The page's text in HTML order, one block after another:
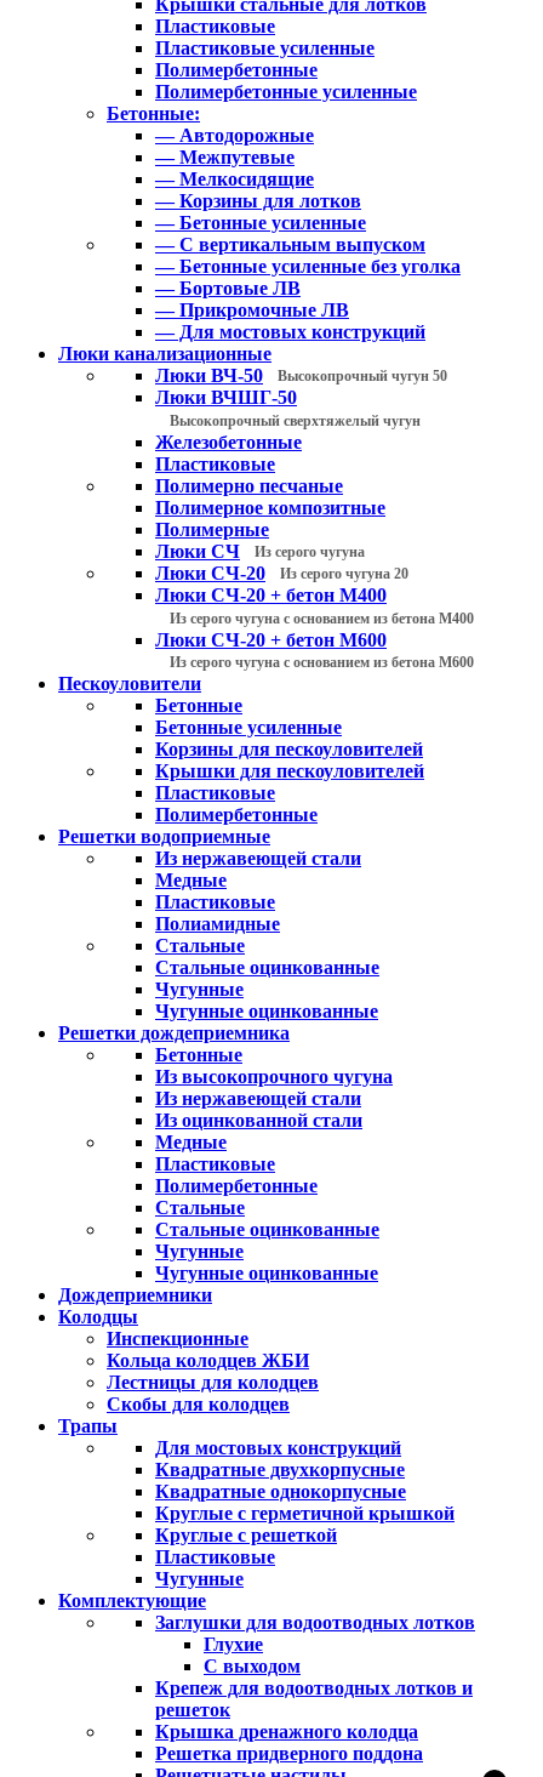
Крышки стальные для лотков
Пластиковые
Пластиковые усиленные
Полимербетонные
Полимербетонные усиленные
Бетонные:
— Автодорожные
— Межпутевые
— Мелкосидящие
— Корзины для лотков
— Бетонные усиленные
— С вертикальным выпуском
— Бетонные усиленные без уголка
— Бортовые ЛВ
— Прикромочные ЛВ
— Для мостовых конструкций
Люки канализационные
Люки ВЧ-50
Высокопрочный чугун 50
Люки ВЧШГ-50
Высокопрочный сверхтяжелый чугун
Железобетонные
Пластиковые
Полимерно песчаные
Полимерное композитные
Полимерные
Люки СЧ
Из серого чугуна
Люки СЧ-20 Из серого чугуна 20
Люки СЧ-20 + бетон М400
Из серого чугуна с основанием из бетона М400
Люки СЧ-20 + бетон М600
Из серого чугуна с основанием из бетона М600
Пескоуловители
Бетонные
Бетонные усиленные
Корзины для пескоуловителей
Крышки для пескоуловителей
Пластиковые
Полимербетонные
Решетки водоприемные
Из нержавеющей стали
Медные
Пластиковые
Полиамидные
Стальные
Стальные оцинкованные
Чугунные
Чугунные оцинкованные
Решетки дождеприемника
Бетонные
Из высокопрочного чугуна
Из нержавеющей стали
Из оцинкованной стали
Медные
Пластиковые
Полимербетонные
Стальные
Стальные оцинкованные
Чугунные
Чугунные оцинкованные
Дождеприемники
Колодцы
Инспекционные
Кольца колодцев ЖБИ
Лестницы для колодцев
Скобы для колодцев
Трапы
Для мостовых конструкций
Квадратные двухкорпусные
Квадратные однокорпусные
Круглые с герметичной крышкой
Круглые с решеткой
Пластиковые
Чугунные
Комплектующие
Заглушки для водоотводных лотков
Глухие
С выходом
Крепеж для водоотводных лотков и
решеток
Крышка дренажного колодца
Решетка придверного поддона